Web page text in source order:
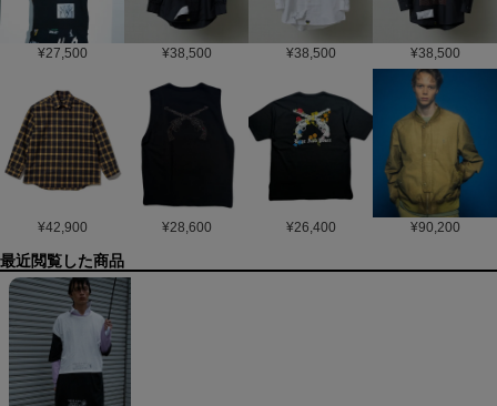
¥27,500 ¥38,500 ¥38,500 ¥38,500
¥42,900 ¥28,600 ¥26,400 ¥90,200
最近閲覧した商品